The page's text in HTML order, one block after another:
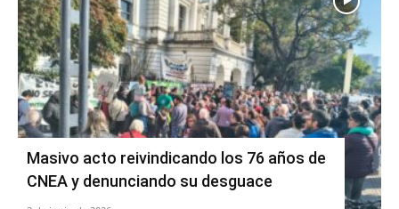
Masivo acto reivindicando los 76 años de
CNEA y denunciando su desguace